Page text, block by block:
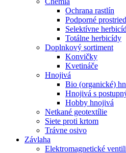
Ochrana rastlín
Podporné
Selektívne
Totálne herbicídy
Doplnkový sortiment
Konvičky
Kvetináče
Hnojivá
Bio (organické)
Hnojivá s
Hobby hnojivá
Netkané geotextílie
Siete proti krtom
Trávne osivo
Závlaha
Elektromagnetické ventili